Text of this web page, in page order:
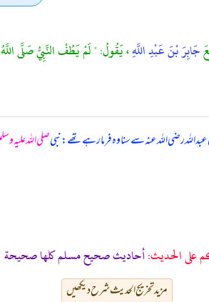
جَابِرَ بْنَ عَبْدِ اللَّهِ، يَقُولُ: " لَمْ يَطُفْ النَّبِيُّ صَلَّى
رضی اللہ عنہ سے سنا وہ فرما رہے تھے: نبیصلی اللہ علیہ
على الحديث:أحاديث صحيح مسلم كلها صحيحة
مزید تخریج الحدیث شرح دیکھیں